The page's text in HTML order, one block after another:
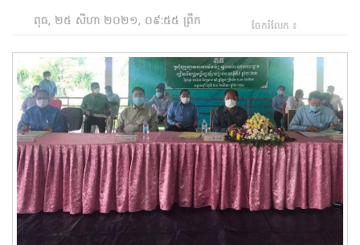
ពុធ, ២៥ សីហា ២០២១, ០៩:៥៥ ព្រឹក ចែករំលែក ៖